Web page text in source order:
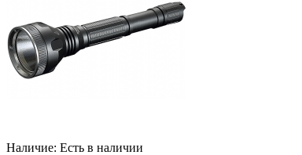
Наличие: Есть в наличии